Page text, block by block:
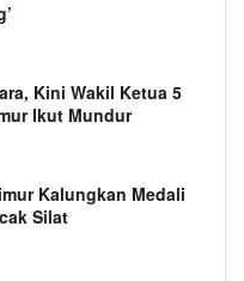
Kini Wakil Ketua 5
Ikut Mundur
Kalungkan Medali
Silat